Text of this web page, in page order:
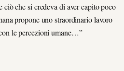
ciò che si credeva di aver capito poco
propone uno straordinario lavoro
le percezioni umane…”